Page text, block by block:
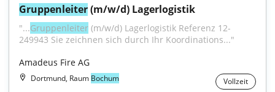
Gruppenleiter (m/w/d) Lagerlogistik
"...Gruppenleiter (m/w/d) Lagerlogistik Referenz 12-
249943 Sie zeichnen sich durch Ihr Koordinations..."
Amadeus Fire AG
Dortmund, Raum Bochum Vollzeit